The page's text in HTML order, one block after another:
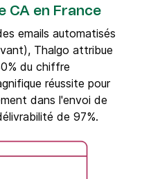
CA en France
emails automatisés
Thalgo attribue
du chiffre
réussite pour
dans l'envoi de
de 97%.